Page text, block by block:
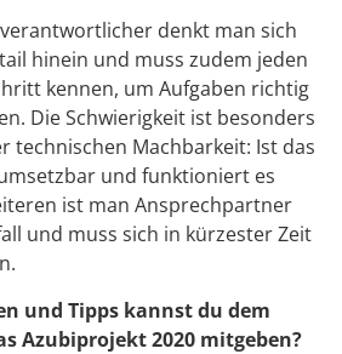
denkt man sich
hinein und muss zudem jeden
kennen, um Aufgaben richtig
Die Schwierigkeit ist besonders
technischen Machbarkeit: Ist das
und funktioniert es
ist man Ansprechpartner
und muss sich in kürzester Zeit
und Tipps kannst du dem
Azubiprojekt 2020 mitgeben?